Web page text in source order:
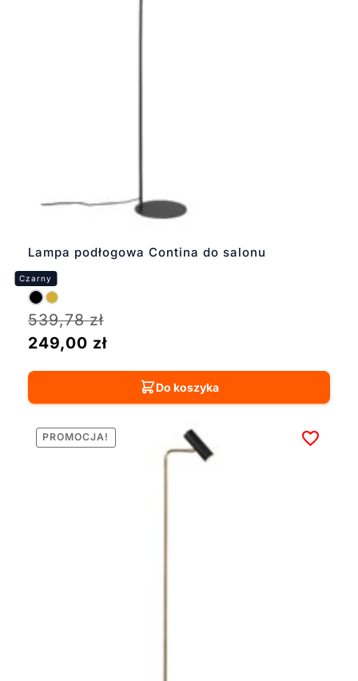
Lampa podłogowa Contina do salonu
539,78zł
249,00 zł
Do koszyka
PROMOCJA!